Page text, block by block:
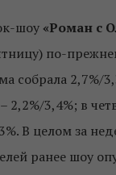
шоу «Роман с
по-
собрала 2,7%/
2,2%/3,4%; в
В целом за
ранее шоу